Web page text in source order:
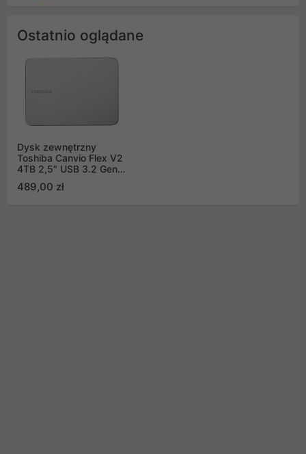
Ostatnio oglądane
Dysk zewnętrzny
Toshiba Canvio Flex V2
4TB 2,5" USB 3.2 Gen 1
489,00 zł